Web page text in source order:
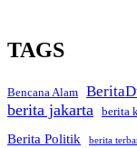
TAGS
Bencana Alam
berita jakarta berita
Berita Politik berita